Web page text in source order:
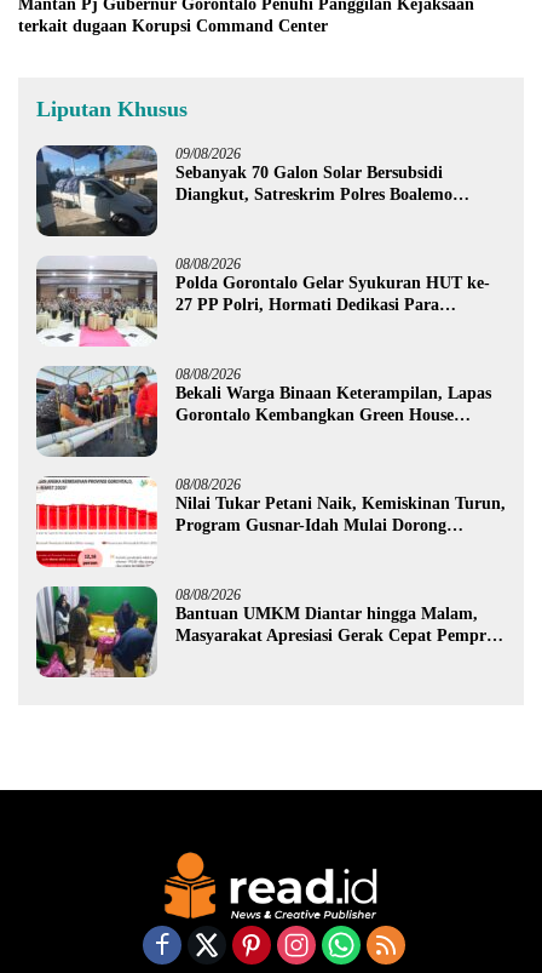
Mantan Pj Gubernur Gorontalo Penuhi Panggilan Kejaksaan
terkait dugaan Korupsi Command Center
Liputan Khusus
09/08/2026
Sebanyak 70 Galon Solar Bersubsidi
Diangkut, Satreskrim Polres Boalemo
08/08/2026
Polda Gorontalo Gelar Syukuran HUT ke-
27 PP Polri, Hormati Dedikasi Para
08/08/2026
Bekali Warga Binaan Keterampilan, Lapas
Gorontalo Kembangkan Green House
08/08/2026
Nilai Tukar Petani Naik, Kemiskinan Turun,
Program Gusnar-Idah Mulai Dorong
08/08/2026
Bantuan UMKM Diantar hingga Malam,
Masyarakat Apresiasi Gerak Cepat Pemprov